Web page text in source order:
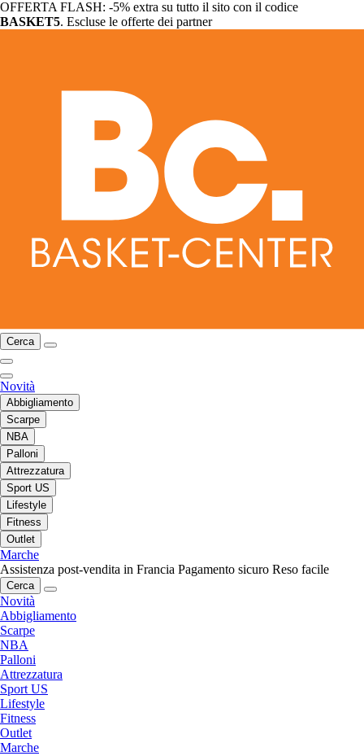
OFFERTA FLASH: -5% extra su tutto il sito con il codice
BASKET5. Escluse le offerte dei partner
Cerca
Novità
Abbigliamento
Scarpe
NBA
Palloni
Attrezzatura
Sport US
Lifestyle
Fitness
Outlet
Marche
Assistenza post-vendita in Francia Pagamento sicuro Reso facile
Cerca
Novità
Abbigliamento
Scarpe
NBA
Palloni
Attrezzatura
Sport US
Lifestyle
Fitness
Outlet
Marche